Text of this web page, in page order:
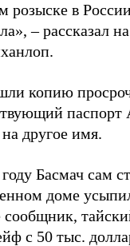
розыске в
– рассказал
копию
паспорт
другое имя.
Басмач сам
доме
с 50 тыс.